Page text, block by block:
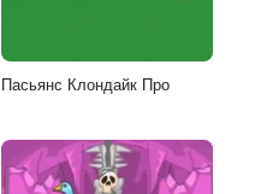
Пасьянс Клондайк Про